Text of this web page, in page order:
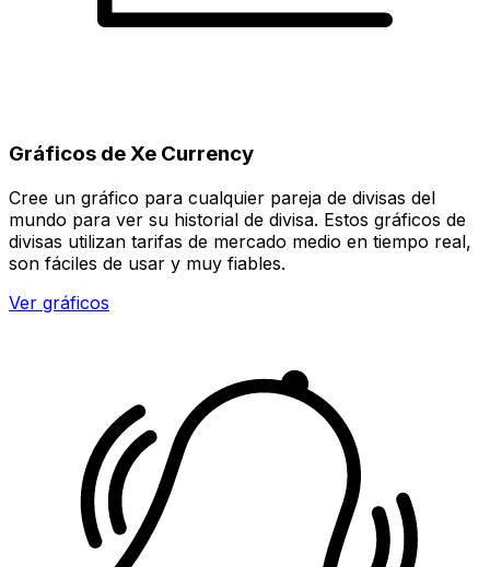
Gráficos de Xe Currency
Cree un gráfico para cualquier pareja de divisas del
mundo para ver su historial de divisa. Estos gráficos de
divisas utilizan tarifas de mercado medio en tiempo real,
son fáciles de usar y muy fiables.
Ver gráficos